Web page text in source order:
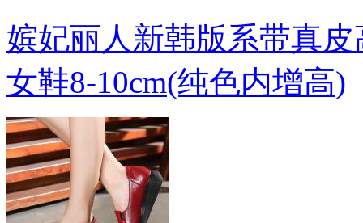
嫔妃丽人新韩版系带真
女鞋8-10cm(纯色内增高)